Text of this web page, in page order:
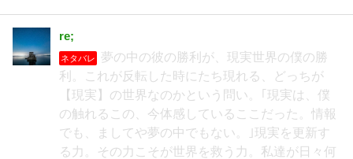
re;
ネタバレ
夢の中の彼の勝利が、現実世界の僕の勝
利。これが反転した時にたち現れる、どっちが
【現実】の世界なのかという問い。｢現実は、僕
の触れるこの、今体感しているここだった。情報
でも、ましてや夢の中でもない。｣現実を更新す
る力。その力こそが世界を救う力。私達が日々何